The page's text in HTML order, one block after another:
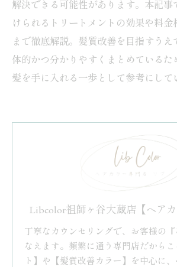
解決できる可能性があります。本記
けられるトリートメントの効果や料
まで徹底解説。髪質改善を目指すう
体的かつ分かりやすくまとめているた
髪を手に入れる一歩として参考にして
Libcolor祖師ヶ谷大蔵店【ヘアカ
丁寧なカウンセリングで、お客様の
なえます。頻繁に通う専門店だからこ
ト】や【髪質改善カラー】を中心に